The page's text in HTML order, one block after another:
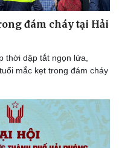
đám cháy tại Hải
thời dập tắt ngọn lửa,
mắc kẹt trong đám cháy